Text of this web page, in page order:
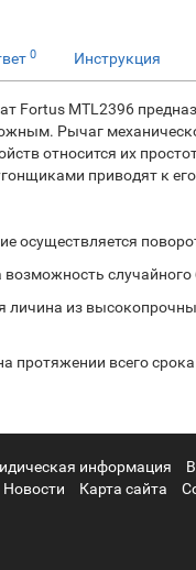
0 Инструкция
Fortus MTL2396
Рычаг
относится их
приводят к
осуществляется
возможность
из
протяжении всего
информация
Новости Карта сайта